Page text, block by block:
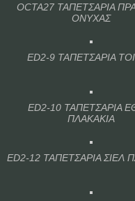
OCTA27 ΤΑΠΕΤΣΑΡΙΑ
ΟΝΥΧΑΣ
ED2-9 ΤΑΠΕΤΣΑΡΙΑ
ED2-10 ΤΑΠΕΤΣΑΡΙΑ
ΠΛΑΚΑΚΙΑ
ED2-12 ΤΑΠΕΤΣΑΡΙΑ ΣΙΕΛ